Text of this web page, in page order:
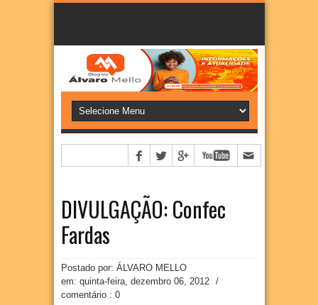
DIVULGAÇÃO: Confec
Fardas
Postado por: ÁLVARO MELLO
em: quinta-feira, dezembro 06, 2012
/
comentário : 0